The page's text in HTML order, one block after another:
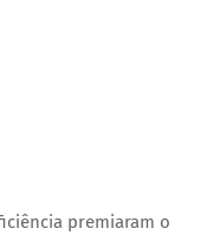
premiaram o